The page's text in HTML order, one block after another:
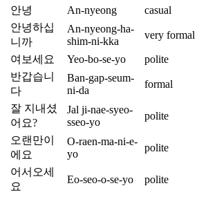
안녕 An-nyeong casual
안녕하십
니까
An-nyeong-ha-
shim-ni-kka
very formal
여보세요 Yeo-bo-se-yo polite
반갑습니
다
Ban-gap-seum-
ni-da
formal
잘 지내셨
어요?
Jal ji-nae-syeo-
sseo-yo
polite
오랜만이
에요
O-raen-ma-ni-e-
yo
polite
어서오세
요
Eo-seo-o-se-yo polite